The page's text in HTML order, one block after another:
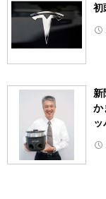
初
新
か
ッ